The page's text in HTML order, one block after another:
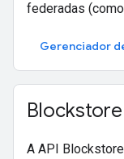
federadas
Gerenciador
A API